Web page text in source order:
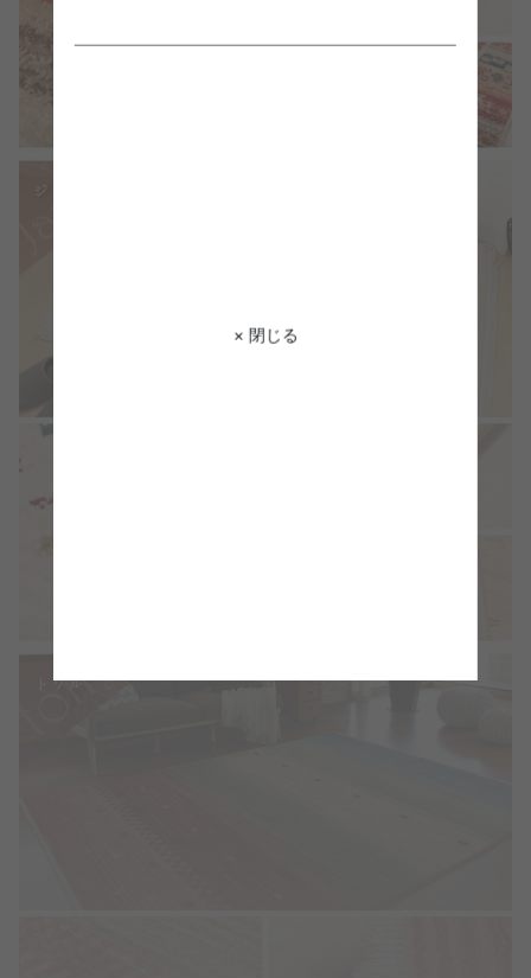
× 閉じる